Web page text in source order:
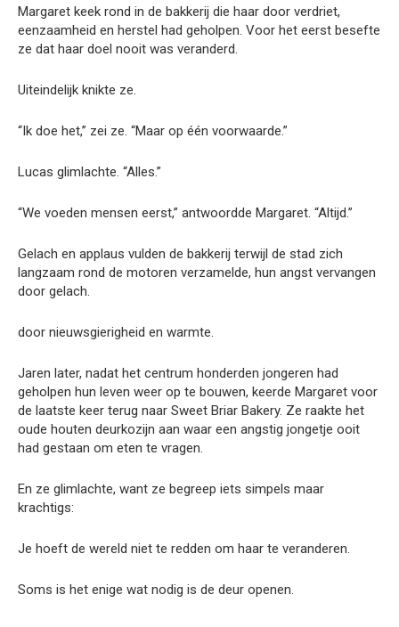
Margaret keek rond in de bakkerij die haar door verdriet,
eenzaamheid en herstel had geholpen. Voor het eerst besefte
ze dat haar doel nooit was veranderd.
Uiteindelijk knikte ze.
“Ik doe het,” zei ze. “Maar op één voorwaarde.”
Lucas glimlachte. “Alles.”
“We voeden mensen eerst,” antwoordde Margaret. “Altijd.”
Gelach en applaus vulden de bakkerij terwijl de stad zich
langzaam rond de motoren verzamelde, hun angst vervangen
door gelach.
door nieuwsgierigheid en warmte.
Jaren later, nadat het centrum honderden jongeren had
geholpen hun leven weer op te bouwen, keerde Margaret voor
de laatste keer terug naar Sweet Briar Bakery. Ze raakte het
oude houten deurkozijn aan waar een angstig jongetje ooit
had gestaan ​​om eten te vragen.
En ze glimlachte, want ze begreep iets simpels maar
krachtigs:
Je hoeft de wereld niet te redden om haar te veranderen.
Soms is het enige wat nodig is de deur openen.